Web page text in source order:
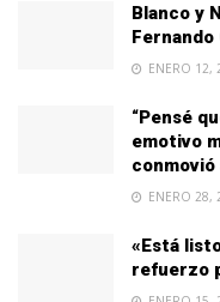
Blanco y
ENERO 12,
“Pensé
emotivo
conmovió
ENERO 28,
«Está
refuerzo